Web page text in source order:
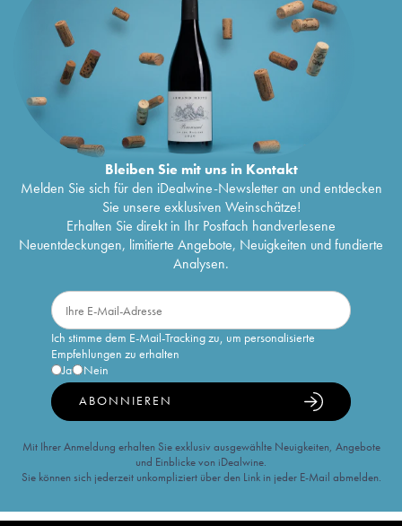
Bleiben Sie mit uns in Kontakt
Melden Sie sich für den iDealwine-Newsletter an und entdecken
Sie unsere exklusiven Weinschätze!
Erhalten Sie direkt in Ihr Postfach handverlesene
Neuentdeckungen, limitierte Angebote, Neuigkeiten und fundierte
Analysen.
Ich stimme dem E-Mail-Tracking zu, um personalisierte
Empfehlungen zu erhalten
Ja
Nein
ABONNIEREN
Mit Ihrer Anmeldung erhalten Sie exklusiv ausgewählte Neuigkeiten, Angebote
und Einblicke von iDealwine.
Sie können sich jederzeit unkompliziert über den Link in jeder E-Mail abmelden.